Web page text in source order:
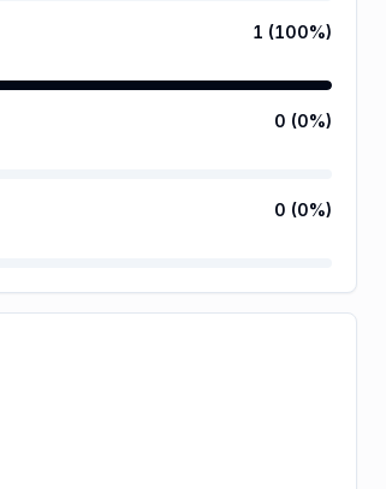
1 (100%)
0 (0%)
0 (0%)